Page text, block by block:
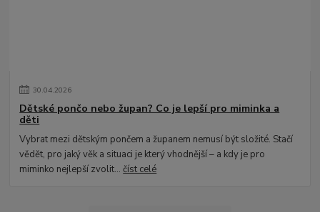
30.04.2026
Dětské pončo nebo župan? Co je lepší pro miminka a
děti
Vybrat mezi dětským pončem a županem nemusí být složité. Stačí
vědět, pro jaký věk a situaci je který vhodnější – a kdy je pro
miminko nejlepší zvolit...číst celé